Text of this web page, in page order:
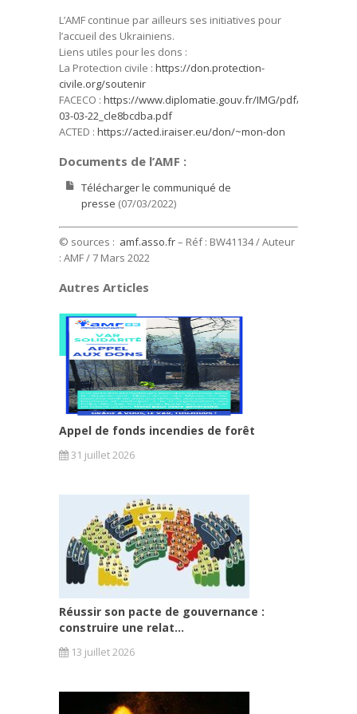
L’AMF continue par ailleurs ses initiatives pour
l’accueil des Ukrainiens.
Liens utiles pour les dons :
La Protection civile : https://don.protection-
civile.org/soutenir
FACECO : https://www.diplomatie.gouv.fr/IMG/pdf/
03-03-22_cle8bcdba.pdf
ACTED : https://acted.iraiser.eu/don/~mon-don
Documents de l’AMF :
Télécharger le communiqué de
presse (07/03/2022)
© sources : amf.asso.fr– Réf : BW41134 / Auteur
: AMF / 7 Mars 2022
Autres Articles
Appel de fonds incendies de forêt
31 juillet 2026
Réussir son pacte de gouvernance :
construire une relat...
13 juillet 2026